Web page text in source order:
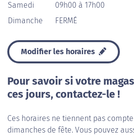
Samedi
09h00 à 17h00
Dimanche
FERMÉ
Modifier les horaires
Pour savoir si votre
ces jours, contactez-le !
Ces horaires ne tiennent pas
dimanches de fête. Vous pouvez